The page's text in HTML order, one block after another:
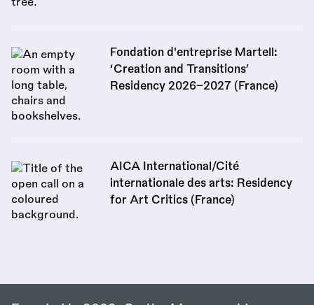
Fondation d'entreprise Martell:
‘Creation and Transitions’
Residency 2026–2027 (France)
AICA International/Cité
internationale des arts: Residency
for Art Critics (France)